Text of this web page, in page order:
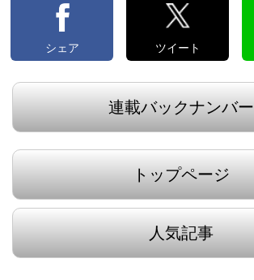
シェア ツイート
連載バックナンバー
トップページ
人気記事